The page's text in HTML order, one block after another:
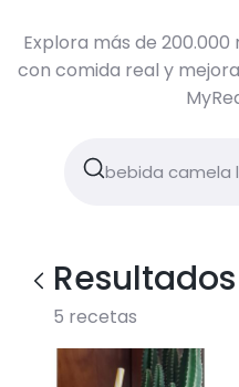
Explora más de
con comida real y
Resultados
5 recetas